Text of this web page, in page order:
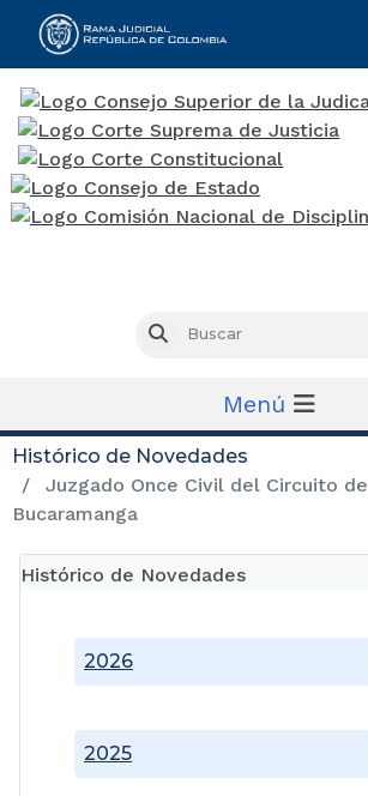
Buscar
Menú
Histórico de Novedades
Juzgado Once Civil del Circuito de
Bucaramanga
Histórico de Novedades
2025
2026